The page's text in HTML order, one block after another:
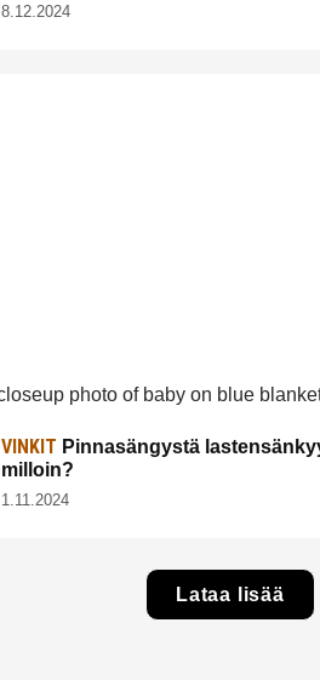
8.12.2024
VINKIT Pinnasängystä
milloin?
1.11.2024
Lataa lisää